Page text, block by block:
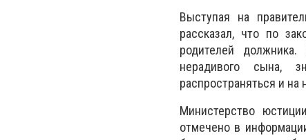
Выступая на
рассказал, что по
родителей должника.
нерадивого сына,
распространяться и на
Министерство
отмечено в